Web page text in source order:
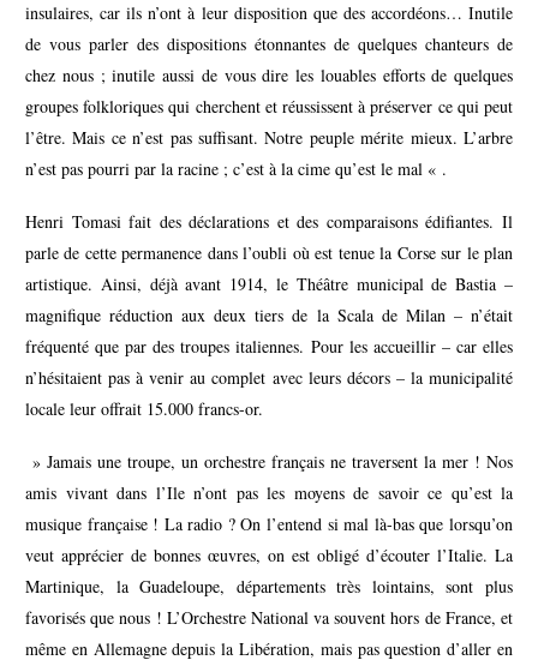
insulaires, car ils n’ont à leur disposition que des accordéons… Inutile
de vous parler des dispositions étonnantes de quelques chanteurs de
chez nous ; inutile aussi de vous dire les louables efforts de quelques
groupes folkloriques qui cherchent et réussissent à préserver ce qui peut
l’être. Mais ce n’est pas suffisant. Notre peuple mérite mieux. L’arbre
n’est pas pourri par la racine ; c’est à la cime qu’est le mal « .
Henri Tomasi fait des déclarations et des comparaisons édifiantes. Il
parle de cette permanence dans l’oubli où est tenue la Corse sur le plan
artistique. Ainsi, déjà avant 1914, le Théâtre municipal de Bastia –
magnifique réduction aux deux tiers de la Scala de Milan – n’était
fréquenté que par des troupes italiennes. Pour les accueillir – car elles
n’hésitaient pas à venir au complet avec leurs décors – la municipalité
locale leur offrait 15.000 francs-or.
» Jamais une troupe, un orchestre français ne traversent la mer ! Nos
amis vivant dans l’Ile n’ont pas les moyens de savoir ce qu’est la
musique française ! La radio ? On l’entend si mal là-bas que lorsqu’on
veut apprécier de bonnes œuvres, on est obligé d’écouter l’Italie. La
Martinique, la Guadeloupe, départements très lointains, sont plus
favorisés que nous ! L’Orchestre National va souvent hors de France, et
même en Allemagne depuis la Libération, mais pas question d’aller en